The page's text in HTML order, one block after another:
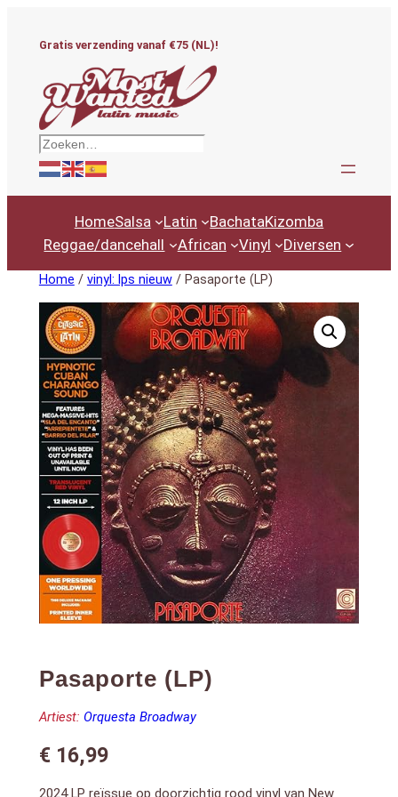
Gratis verzending vanaf €75 (NL)!
Zoeken
HomeSalsa Latin BachataKizomba
Reggae/dancehall
African Vinyl Diversen
Home / vinyl: lps nieuw/ Pasaporte (LP)
Pasaporte (LP)
Artiest: Orquesta Broadway
€16,99
2024 LP reïssue op doorzichtig rood vinyl van New